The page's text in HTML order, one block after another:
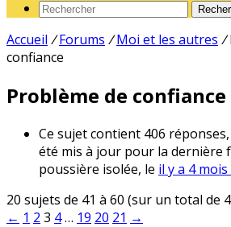
Accueil / Forums / Moi et les autres /
confiance
Problème de confiance
Ce sujet contient 406
été mis à jour pour la dernière
poussière isolée, le il y a 4
20 sujets de 41 à 60 (sur un total de
← 1 2 3 4… 19 20 21 →